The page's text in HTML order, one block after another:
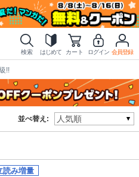
検索 はじめて カート ログイン 会員登録
!!
並べ替え: